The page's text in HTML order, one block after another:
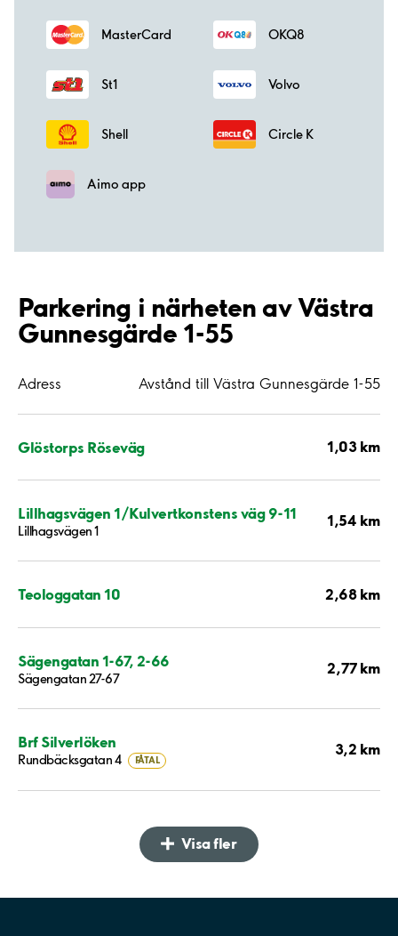
MasterCard OKQ8
St1 Volvo
Shell Circle K
Aimo app
Parkering i närheten av Västra
Gunnesgärde 1-55
Adress Avstånd till Västra Gunnesgärde 1-55
Glöstorps Röseväg 1,03 km
Lillhagsvägen 1/Kulvertkonstens väg 9-11
Lillhagsvägen 1
1,54 km
Teologgatan 10 2,68 km
Sägengatan 1-67, 2-66
Sägengatan 27-67
2,77 km
Brf Silverlöken
Rundbäcksgatan 4 FÅTAL
3,2 km
Visa fler